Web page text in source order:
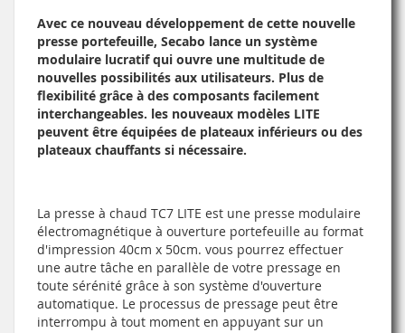
Avec ce nouveau développement de cette nouvelle
presse portefeuille, Secabo lance un système
modulaire lucratif qui ouvre une multitude de
nouvelles possibilités aux utilisateurs. Plus de
flexibilité grâce à des composants facilement
interchangeables. les nouveaux modèles LITE
peuvent être équipées de plateaux inférieurs ou des
plateaux chauffants si nécessaire.
La presse à chaud TC7 LITE est une presse modulaire
électromagnétique à ouverture portefeuille au format
d'impression 40cm x 50cm. vous pourrez effectuer
une autre tâche en parallèle de votre pressage en
toute sérénité grâce à son système d'ouverture
automatique. Le processus de pressage peut être
interrompu à tout moment en appuyant sur un